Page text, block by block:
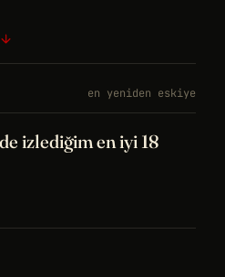
en yeniden eskiye
izlediğim en iyi 18